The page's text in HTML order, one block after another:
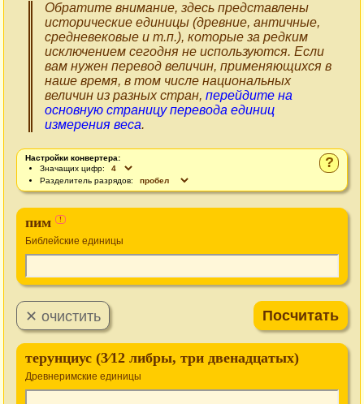
Обратите внимание, здесь представлены
исторические единицы (древние, античные,
средневековые и т.п.), которые за редким
исключением сегодня не используются. Если
вам нужен перевод величин, применяющихся в
наше время, в том числе национальных
величин из разных стран, перейдите на
основную страницу перевода единиц
измерения веса.
?
Настройки конвертера:
Значащих цифр:
Разделитель разрядов:
пим !
Библейские единицы
терунциус (3⁄12 либры, три двенадцатых)
Древнеримские единицы